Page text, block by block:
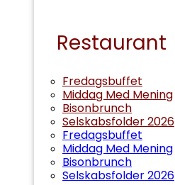
Restaurant
Fredagsbuffet
Middag Med Mening
Bisonbrunch
Selskabsfolder 2026
Fredagsbuffet
Middag Med Mening
Bisonbrunch
Selskabsfolder 2026